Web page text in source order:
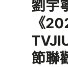
劉宇
《
節聯